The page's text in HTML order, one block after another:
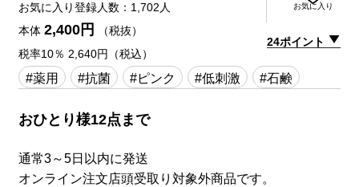
お気に入り登録人数：1,702人
お気に入り
本体 2,400円
（税抜）
税率10％ 2,640円（税込）
24ポイント
#薬用 #抗菌 #ピンク #低刺激 #石鹸
おひとり様12点まで
通常3～5日以内に発送
オンライン注文店頭受取り対象外商品です。